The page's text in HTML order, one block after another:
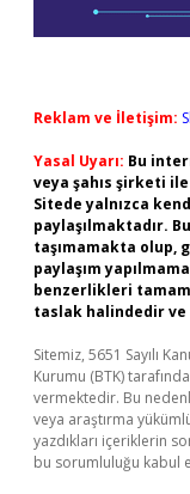
Reklam ve İletişim:
Yasal Uyarı: Bu
veya şahıs şirketi
Sitede yalnızca
paylaşılmaktadır.
taşımamakta olup,
paylaşım
benzerlikleri
taslak halindedir
Sitemiz, 5651 Sayılı
Kurumu (BTK)
vermektedir. Bu
veya araştırma
yazdıkları içeriklerin
bu sorumluluğu kabul